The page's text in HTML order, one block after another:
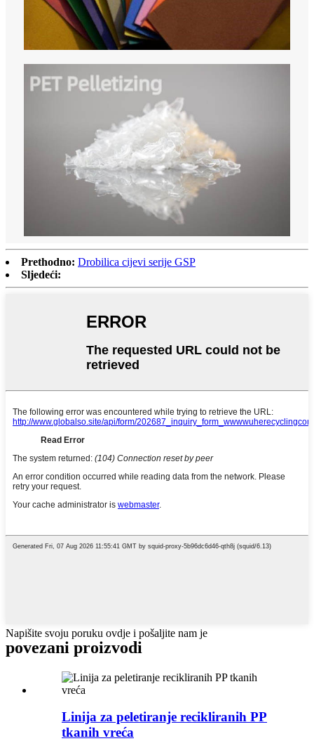
Prethodno: Drobilica cijevi serije GSP
Sljedeći:
Napišite svoju poruku ovdje i pošaljite nam je
povezani proizvodi
Linija za peletiranje recikliranih PP
tkanih vreća